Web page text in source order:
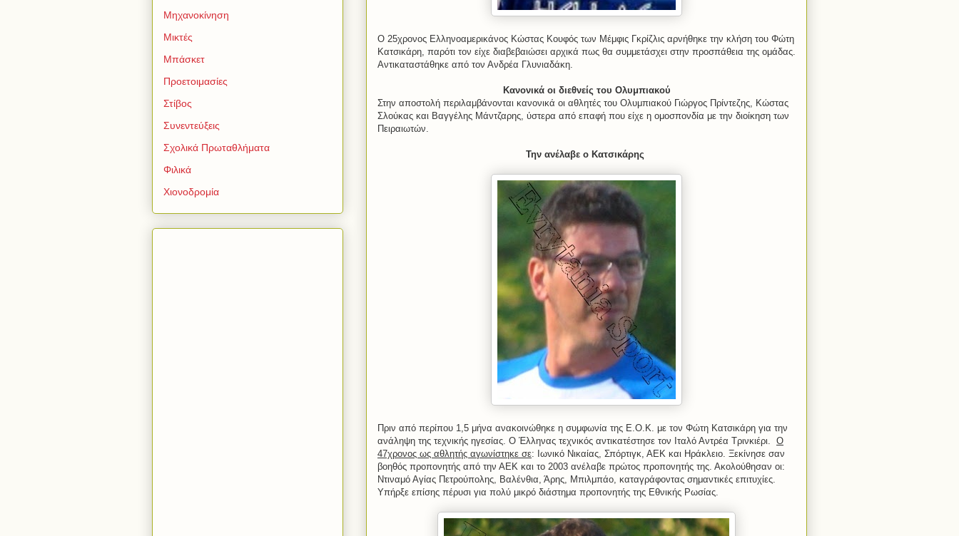
Ο 25χρονος Ελληνοαμερικάνος Κώστας Κουφός των Μέμφις Γκρίζλις αρνήθηκε την κλήση του Φώτη
Κατσικάρη, παρότι τον είχε διαβεβαιώσει αρχικά πως θα συμμετάσχει στην προσπάθεια της ομάδας.
Αντικαταστάθηκε από τον Ανδρέα Γλυνιαδάκη.
Κανονικά οι διεθνείς του Ολυμπιακού
Στην αποστολή περιλαμβάνονται κανονικά οι αθλητές του Ολυμπιακού Γιώργος Πρίντεζης, Κώστας
Σλούκας και Βαγγέλης Μάντζαρης, ύστερα από επαφή που είχε η ομοσπονδία με την διοίκηση των
Πειραιωτών.
Την ανέλαβε ο Κατσικάρης
Πριν από περίπου 1,5 μήνα ανακοινώθηκε η συμφωνία της Ε.Ο.Κ. με τον Φώτη Κατσικάρη για την
ανάληψη της τεχνικής ηγεσίας. Ο Έλληνας τεχνικός αντικατέστησε τον Ιταλό Αντρέα Τρινκιέρι. Ο
47χρονος ως αθλητής αγωνίστηκε σε: Ιωνικό Νικαίας, Σπόρτιγκ, ΑΕΚ και Ηράκλειο. Ξεκίνησε σαν
βοηθός προπονητής από την ΑΕΚ και το 2003 ανέλαβε πρώτος προπονητής της. Ακολούθησαν οι:
Ντιναμό Αγίας Πετρούπολης, Βαλένθια, Άρης, Μπιλμπάο, καταγράφοντας σημαντικές επιτυχίες.
Υπήρξε επίσης πέρυσι για πολύ μικρό διάστημα προπονητής της Εθνικής Ρωσίας.
Μηχανοκίνηση
Μικτές
Μπάσκετ
Προετοιμασίες
Στίβος
Συνεντεύξεις
Σχολικά Πρωταθλήματα
Φιλικά
Χιονοδρομία